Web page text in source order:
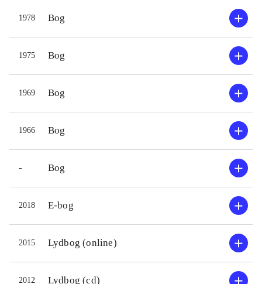
1978 Bog
1975 Bog
1969 Bog
1966 Bog
- Bog
2018 E-bog
2015 Lydbog (online)
2012 Lydbog (cd)